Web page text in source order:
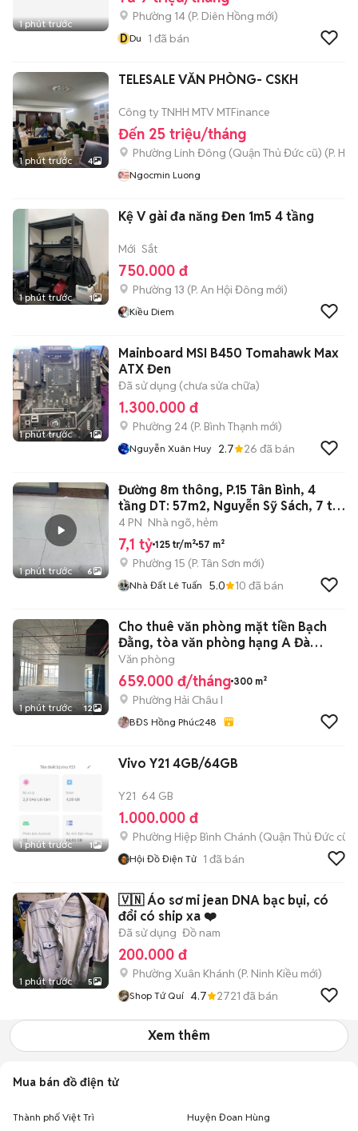
1 phút trước
Phường 14 (P. Diên Hồng mới)
DDu 1 đã bán
1 phút trước 4
TELESALE VĂN PHÒNG- CSKH
Công ty TNHH MTV MTFinance
Đến 25 triệu/tháng
Phường Linh Đông (Quận Thủ Đức cũ) (P.
Ngocmin Luong
1 phút trước 1
Kệ V gài đa năng Đen 1m5 4 tầng
Mới Sắt
750.000 đ
Phường 13 (P. An Hội Đông mới)
Kiều Diem
1 phút trước 1
Mainboard MSI B450 Tomahawk Max
ATX Đen
Đã sử dụng (chưa sửa chữa)
1.300.000 đ
Phường 24 (P. Bình Thạnh mới)
Nguyễn Xuân Huy 2.7 26 đã bán
1 phút trước 6
Đường 8m thông, P.15 Tân Bình, 4
tầng DT: 57m2, Nguyễn Sỹ Sách, 7 tỷ
1
4 PN Nhà ngõ, hẻm
7,1 tỷ 125 tr/m² 57 m²
Phường 15 (P. Tân Sơn mới)
Nhà Đất Lê Tuấn 5.0 10 đã bán
1 phút trước 12
Cho thuê văn phòng mặt tiền Bạch
Đằng, tòa văn phòng hạng A Đà
Nẵng.
Văn phòng
659.000 đ/tháng 300 m²
Phường Hải Châu I
BĐS Hồng Phúc248
1 phút trước 1
Vivo Y21 4GB/64GB
Y21 64 GB
1.000.000 đ
Phường Hiệp Bình Chánh (Quận Thủ Đức cũ)
Hội Đồ Điện Tử 1 đã bán
1 phút trước 5
🇻🇳 Áo sơ mi jean DNA bạc bụi, có
đổi có ship xa ❤️
Đã sử dụng Đồ nam
200.000 đ
Phường Xuân Khánh (P. Ninh Kiều mới)
Shop Tứ Quí 4.7 2721 đã bán
Xem thêm
Mua bán đồ điện tử
Thành phố Việt Trì Huyện Đoan Hùng